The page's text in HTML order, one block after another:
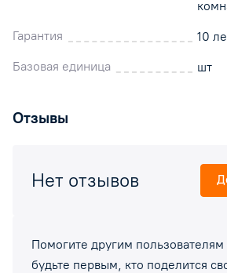
Гарантия
10
Базовая единица
шт
Отзывы
Помогите другим
будьте первым, кто поделится
Нет отзывов